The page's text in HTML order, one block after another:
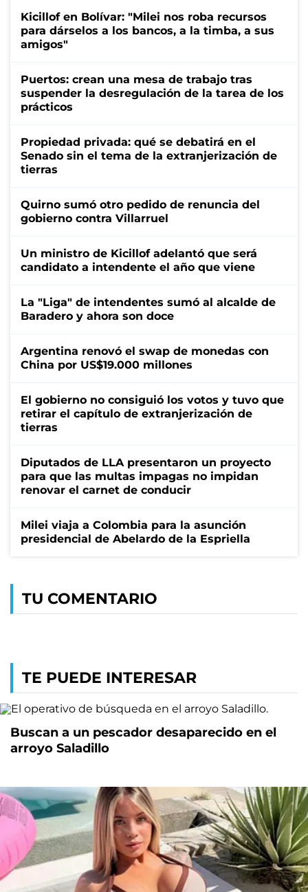
Kicillof en Bolívar: "Milei nos roba recursos
para dárselos a los bancos, a la timba, a sus
amigos"
Puertos: crean una mesa de trabajo tras
suspender la desregulación de la tarea de los
prácticos
Propiedad privada: qué se debatirá en el
Senado sin el tema de la extranjerización de
tierras
Quirno sumó otro pedido de renuncia del
gobierno contra Villarruel
Un ministro de Kicillof adelantó que será
candidato a intendente el año que viene
La "Liga" de intendentes sumó al alcalde de
Baradero y ahora son doce
Argentina renovó el swap de monedas con
China por US$19.000 millones
El gobierno no consiguió los votos y tuvo que
retirar el capítulo de extranjerización de
tierras
Diputados de LLA presentaron un proyecto
para que las multas impagas no impidan
renovar el carnet de conducir
Milei viaja a Colombia para la asunción
presidencial de Abelardo de la Espriella
TU COMENTARIO
TE PUEDE INTERESAR
Buscan a un pescador desaparecido en el
arroyo Saladillo